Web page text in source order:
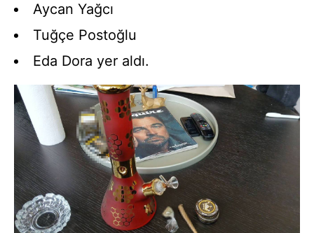
Aycan Yağcı
Tuğçe Postoğlu
Eda Dora yer aldı.